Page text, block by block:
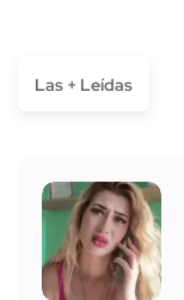
Las + Leídas